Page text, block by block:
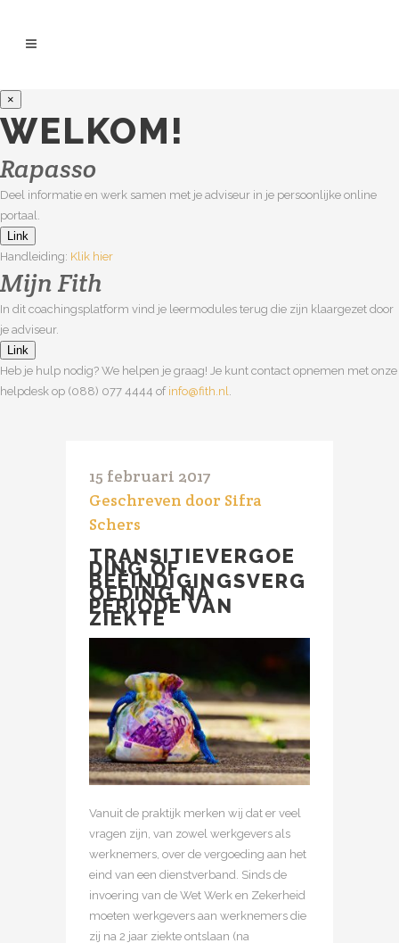
×
WELKOM!
Rapasso
Deel informatie en werk samen met je adviseur in je persoonlijke online
portaal.
Link
Handleiding: Klik hier
Mijn Fith
In dit coachingsplatform vind je leermodules terug die zijn klaargezet door
je adviseur.
Link
Heb je hulp nodig? We helpen je graag! Je kunt contact opnemen met onze
helpdesk op (088) 077 4444 of info@fith.nl.
15 februari 2017
Geschreven door Sifra
Schers
TRANSITIEVERGOE
DING OF
BEËINDIGINGSVERG
OEDING NA
PERIODE VAN
ZIEKTE
Vanuit de praktijk merken wij dat er veel
vragen zijn, van zowel werkgevers als
werknemers, over de vergoeding aan het
eind van een dienstverband. Sinds de
invoering van de Wet Werk en Zekerheid
moeten werkgevers aan werknemers die
zij na 2 jaar ziekte ontslaan (na